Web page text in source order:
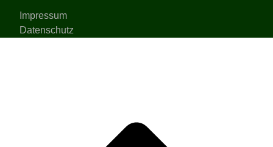
Impressum
Datenschutz